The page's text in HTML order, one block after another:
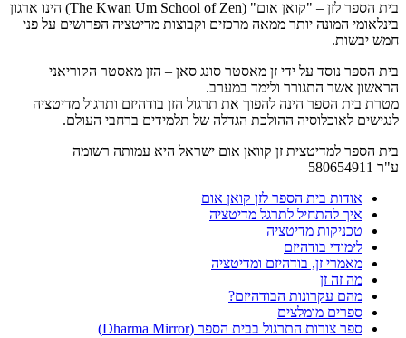
בית הספר לזן – "קואן אום" (The Kwan Um School of Zen) הינו ארגון
בינלאומי המונה יותר ממאה מרכזים וקבוצות מדיטציה הפרושים על פני
חמש יבשות.
בית הספר נוסד על ידי זן מאסטר סונג סאן – הזן מאסטר הקוריאני
הראשון אשר התגורר ולימד במערב.
מטרת בית הספר הינה להפוך את תרגול הזן בודהיזם ותרגול מדיטציה
לנגישים לאוכלוסיה ההולכת הגדלה של תלמידים ברחבי העולם.
בית הספר למדיטצית זן קוואן אום ישראל היא עמותה רשומה
ע"ר 580654911
אודות בית הספר לזן קואן אום
איך להתחיל לתרגל מדיטציה
טכניקות מדיטציה
לימודי בודהיזם
מאמרי זן, בודהיזם ומדיטציה
מה זה זן
מהם עקרונות הבודהיזם?
ספרים מומלצים
ספר צורות התרגול בבית הספר (Dharma Mirror)